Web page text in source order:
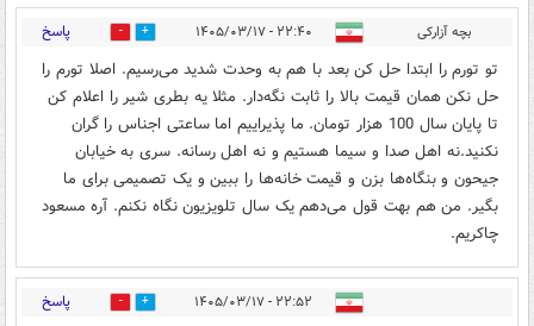
بچه آزارکی ۲۲:۴۰ - ۱۴۰۵/۰۳/۱۷ 5 پاسخ
تو تورم را ابتدا حل کن بعد با هم به وحدت شدید می‌رسیم. اصلا تورم را
حل نکن همان قیمت بالا را ثابت نگه‌دار. مثلا یه بطری شیر را اعلام کن
تا پایان سال 100 هزار تومان. ما پذیراییم اما ساعتی اجناس را گران
نکنید.نه اهل صدا و سیما هستیم و نه اهل رسانه. سری به خیابان
جیحون و بنگاه‌ها بزن و قیمت خانه‌ها را ببین و یک تصمیمی برای ما
بگیر. من هم بهت قول می‌دهم یک سال تلویزیون نگاه نکنم. آره مسعود
چاکریم.
۲۲:۵۲ - ۱۴۰۵/۰۳/۱۷ 6 پاسخ